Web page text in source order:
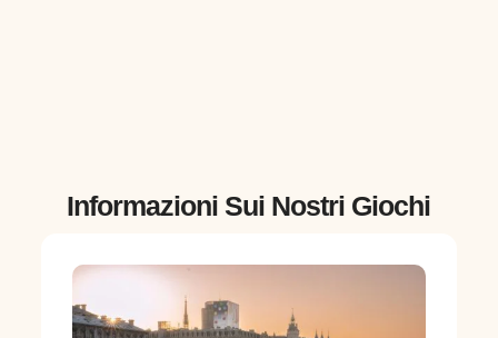
Informazioni Sui Nostri Giochi